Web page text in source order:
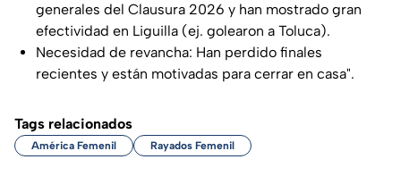
generales del Clausura 2026 y han mostrado gran
efectividad en Liguilla (ej. golearon a Toluca).
Necesidad de revancha: Han perdido finales
recientes y están motivadas para cerrar en casa".
Tags relacionados
América Femenil Rayados Femenil